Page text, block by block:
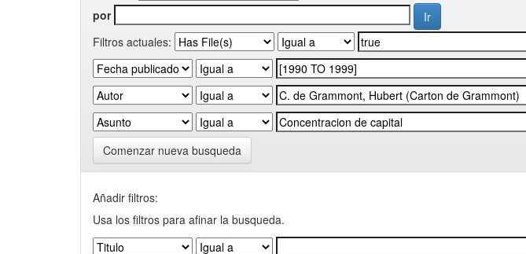
por
Filtros actuales:
Comenzar nueva busqueda
Añadir filtros:
Usa los filtros para afinar la busqueda.